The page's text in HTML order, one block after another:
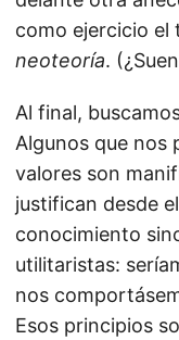
como ejercicio el
neoteoría.
Al final,
Algunos que nos
valores son
justifican desde
conocimiento
utilitaristas:
nos
Esos principios